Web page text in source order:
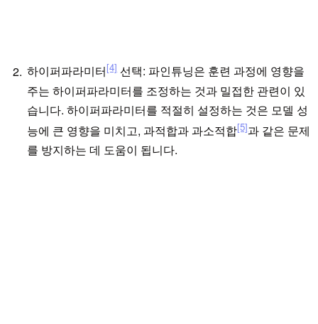
하이퍼파라미터[4]선택: 파인튜닝은 훈련 과정에 영향을
주는 하이퍼파라미터를 조정하는 것과 밀접한 관련이 있
습니다. 하이퍼파라미터를 적절히 설정하는 것은 모델 성
능에 큰 영향을 미치고, 과적합과 과소적합[5]과 같은 문제
를 방지하는 데 도움이 됩니다.